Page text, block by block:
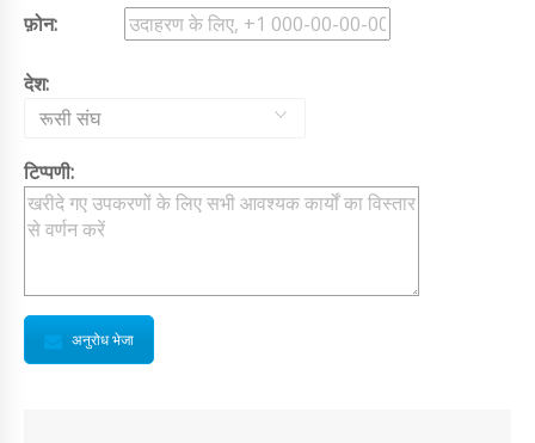
फ़ोन:
देश:
रूसी संघ
टिप्पणी:
अनुरोध भेजा